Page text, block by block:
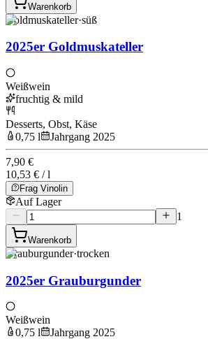
Warenkorb
Goldmuskateller·süß
2025er Goldmuskateller
Weißwein
fruchtig & mild
Desserts, Obst, Käse
0,75 l
Jahrgang 2025
7,90 €
10,53 € / l
Frag Vinolin
Auf Lager
1
Warenkorb
Grauburgunder·trocken
2025er Grauburgunder
Weißwein
0,75 l
Jahrgang 2025